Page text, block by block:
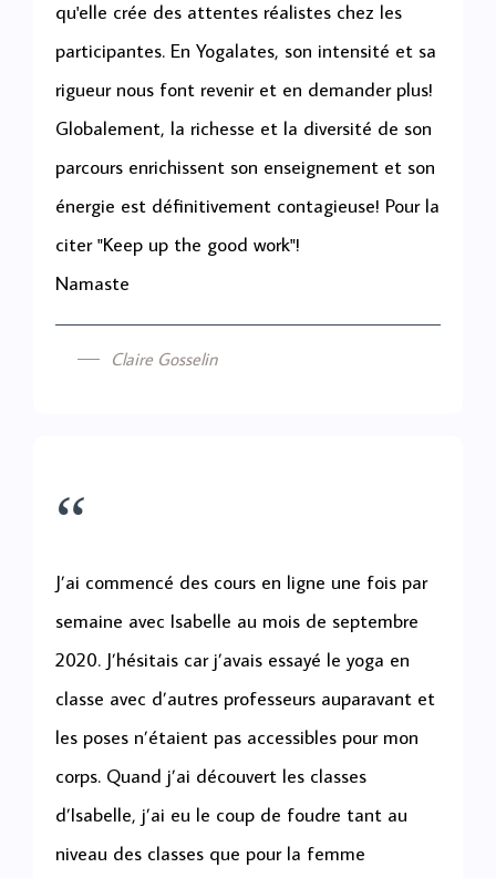
qu'elle crée des attentes réalistes chez les
participantes. En Yogalates, son intensité et sa
rigueur nous font revenir et en demander plus!
Globalement, la richesse et la diversité de son
parcours enrichissent son enseignement et son
énergie est définitivement contagieuse! Pour la
citer "Keep up the good work"!
Namaste
Claire Gosselin
“
J’ai commencé des cours en ligne une fois par
semaine avec Isabelle au mois de septembre
2020. J’hésitais car j’avais essayé le yoga en
classe avec d’autres professeurs auparavant et
les poses n’étaient pas accessibles pour mon
corps. Quand j’ai découvert les classes
d’Isabelle, j’ai eu le coup de foudre tant au
niveau des classes que pour la femme